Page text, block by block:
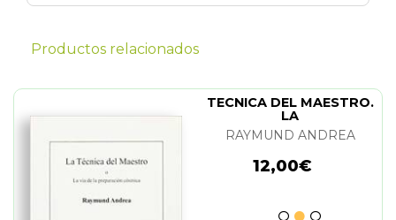
Productos relacionados
TECNICA DEL MAESTRO.
LA
RAYMUND ANDREA
12,00€